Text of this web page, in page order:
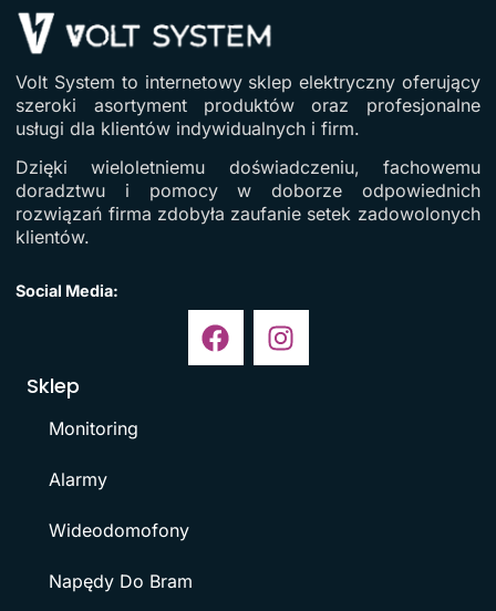
Volt System to internetowy sklep elektryczny oferujący
szeroki asortyment produktów oraz profesjonalne
usługi dla klientów indywidualnych i firm.
Dzięki wieloletniemu doświadczeniu, fachowemu
doradztwu i pomocy w doborze odpowiednich
rozwiązań firma zdobyła zaufanie setek zadowolonych
klientów.
Social Media:
Sklep
Monitoring
Alarmy
Wideodomofony
Napędy Do Bram